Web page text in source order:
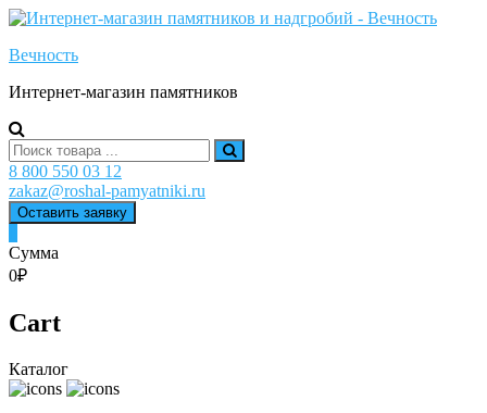
Skip
content
Вечность
Интернет-магазин памятников
Search
for:
8 800 550 03 12
zakaz@roshal-pamyatniki.ru
Оставить заявку
Сумма
0₽
Cart
Каталог